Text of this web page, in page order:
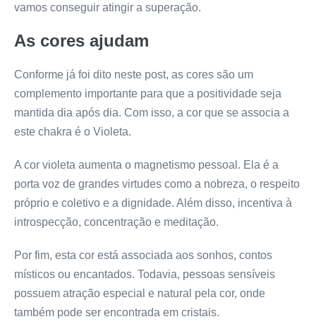
vamos conseguir atingir a superação.
As cores ajudam
Conforme já foi dito neste post, as cores são um
complemento importante para que a positividade seja
mantida dia após dia. Com isso, a cor que se associa a
este chakra é o Violeta.
A cor violeta aumenta o magnetismo pessoal. Ela é a
porta voz de grandes virtudes como a nobreza, o respeito
próprio e coletivo e a dignidade. Além disso, incentiva à
introspecção, concentração e meditação.
Por fim, esta cor está associada aos sonhos, contos
místicos ou encantados. Todavia, pessoas sensíveis
possuem atração especial e natural pela cor, onde
também pode ser encontrada em cristais.